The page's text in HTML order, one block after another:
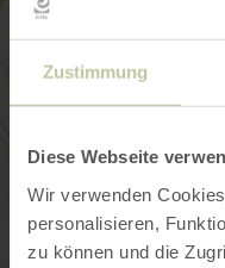
Zustimmung
Diese Webseite
Wir verwenden
personalisieren,
zu können und die